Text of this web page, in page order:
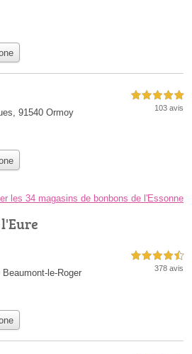
91540 Ormoy
5,0 étoiles sur 5
103 avis
les 34 magasins de bonbons de l'Essonne
le-Roger
4,5 étoiles sur 5
378 avis